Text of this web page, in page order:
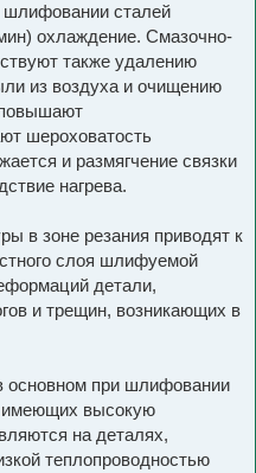
сталей
охлаждение. Смазочно-
также удалению
из воздуха и очищению
повышают
шероховатость
и размягчение связки
нагрева.
в зоне резания приводят к
слоя шлифуемой
детали,
и трещин, возникающих в
основном при шлифовании
имеющих высокую
на деталях,
теплопроводностью